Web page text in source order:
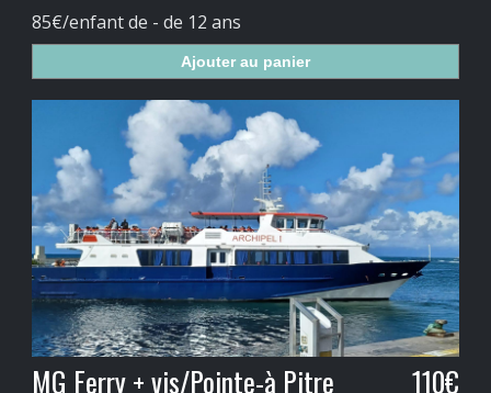
85€/enfant de - de 12 ans
Ajouter au panier
110€
MG Ferry + vis/Pointe-à Pitre